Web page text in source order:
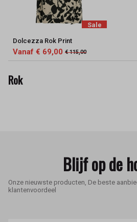
Sale
Dolcezza Rok Print
Vanaf € 69,00 € 115,00
Rok
Blijf op de
Onze nieuwste producten, De beste
klantenvoordeel